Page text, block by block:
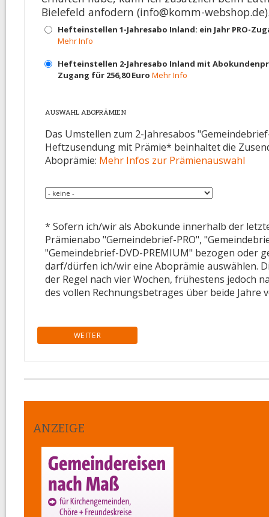
Bielefeld anfodern (info@komm-
Hefteinstellen 1-Jahresabo Inland: ein Jahr PRO-
Mehr Info
Hefteinstellen 2-Jahresabo Inland mit
Zugang für 256,80 EuroMehr Info
AUSWAHL ABOPRÄMIEN
Das Umstellen zum 2-Jahresabos
Heftzusendung mit Prämie* beinhaltet die
Aboprämie: Mehr Infos zur Prämienauswahl
Aboprämie auswählen (2 J.)
* Sofern ich/wir als Abokunde innerhalb der
Prämienabo "Gemeindebrief-PRO",
"Gemeindebrief-DVD-PREMIUM" bezogen oder
darf/dürfen ich/wir eine Aboprämie auswählen.
der Regel nach vier Wochen, frühestens jedoch
des vollen Rechnungsbetrages über beide Jahre
ANZEIGE